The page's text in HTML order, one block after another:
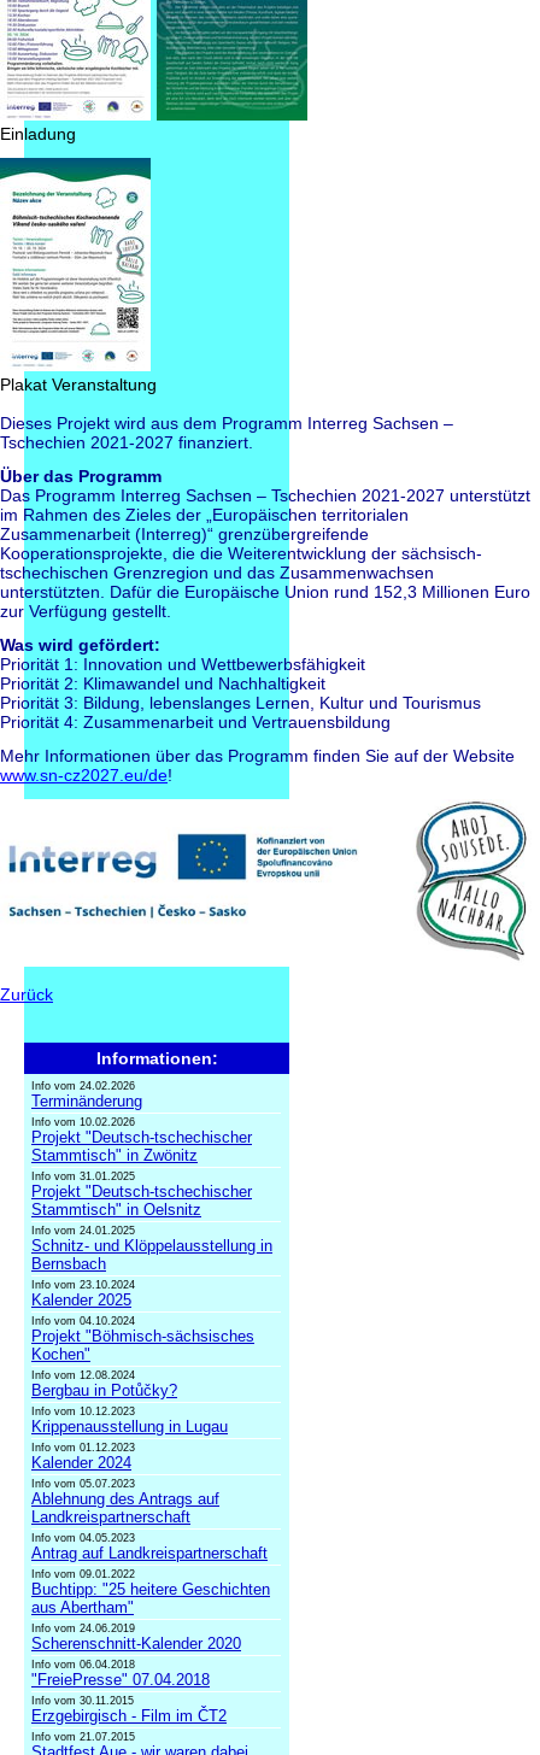
Einladung
Plakat Veranstaltung
Dieses Projekt wird aus dem Programm Interreg Sachsen –
Tschechien 2021-2027 finanziert.
Über das Programm
Das Programm Interreg Sachsen – Tschechien 2021-2027 unterstützt
im Rahmen des Zieles der „Europäischen territorialen
Zusammenarbeit (Interreg)“ grenzübergreifende
Kooperationsprojekte, die die Weiterentwicklung der sächsisch-
tschechischen Grenzregion und das Zusammenwachsen
unterstützten. Dafür die Europäische Union rund 152,3 Millionen Euro
zur Verfügung gestellt.
Was wird gefördert:
Priorität 1: Innovation und Wettbewerbsfähigkeit
Priorität 2: Klimawandel und Nachhaltigkeit
Priorität 3: Bildung, lebenslanges Lernen, Kultur und Tourismus
Priorität 4: Zusammenarbeit und Vertrauensbildung
Mehr Informationen über das Programm finden Sie auf der Website
www.sn-cz2027.eu/de!
Zurück
Informationen:
Info vom 24.02.2026
Terminänderung
Info vom 10.02.2026
Projekt "Deutsch-tschechischer
Stammtisch" in Zwönitz
Info vom 31.01.2025
Projekt "Deutsch-tschechischer
Stammtisch" in Oelsnitz
Info vom 24.01.2025
Schnitz- und Klöppelausstellung in
Bernsbach
Info vom 23.10.2024
Kalender 2025
Info vom 04.10.2024
Projekt "Böhmisch-sächsisches
Kochen"
Info vom 12.08.2024
Bergbau in Potůčky?
Info vom 10.12.2023
Krippenausstellung in Lugau
Info vom 01.12.2023
Kalender 2024
Info vom 05.07.2023
Ablehnung des Antrags auf
Landkreispartnerschaft
Info vom 04.05.2023
Antrag auf Landkreispartnerschaft
Info vom 09.01.2022
Buchtipp: "25 heitere Geschichten
aus Abertham"
Info vom 24.06.2019
Scherenschnitt-Kalender 2020
Info vom 06.04.2018
"FreiePresse" 07.04.2018
Info vom 30.11.2015
Erzgebirgisch - Film im ČT2
Info vom 21.07.2015